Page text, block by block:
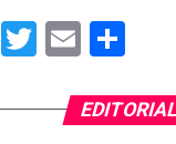
Facebook
Twitter
Email
EDITORIAL